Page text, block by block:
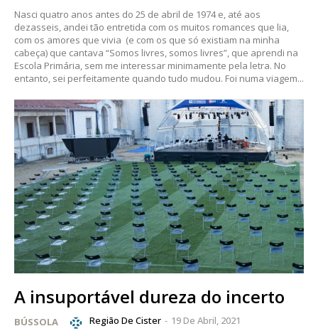
Nasci quatro anos antes do 25 de abril de 1974 e, até aos
dezasseis, andei tão entretida com os muitos romances que lia,
com os amores que vivia (e com os que só existiam na minha
cabeça) que cantava “Somos livres, somos livres”, que aprendi na
Escola Primária, sem me interessar minimamente pela letra. No
entanto, sei perfeitamente quando tudo mudou. Foi numa viagem...
A insuportável dureza do incerto
BÚSSOLA Região De Cister - 19 De Abril, 2021